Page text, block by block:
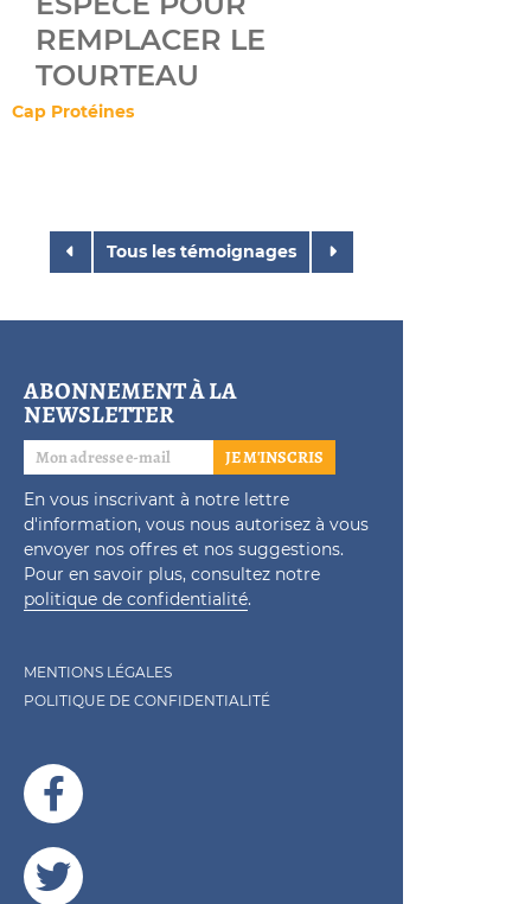
REMPLACER LE
TOURTEAU
Cap Protéines
Tous les témoignages
ABONNEMENT À LA
NEWSLETTER
JE M'INSCRIS
En vous inscrivant à notre lettre
d'information, vous nous autorisez à vous
envoyer nos offres et nos suggestions.
Pour en savoir plus, consultez notre
politique de confidentialité.
MENTIONS LÉGALES
POLITIQUE DE CONFIDENTIALITÉ